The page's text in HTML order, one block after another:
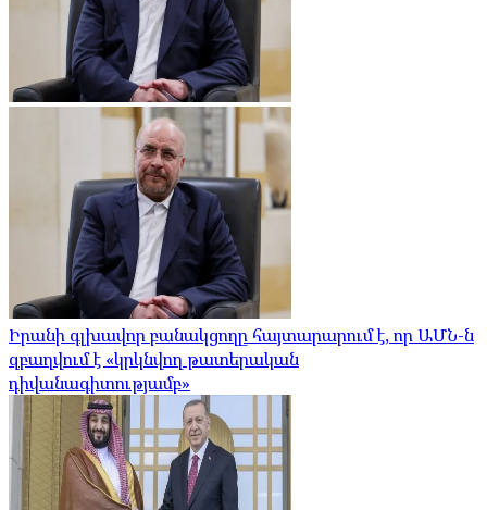
Իրանի գլխավոր բանակցողը հայտարարում է, որ ԱՄՆ-ն
զբաղվում է «կրկնվող թատերական
դիվանագիտությամբ»